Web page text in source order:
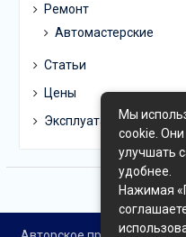
Ремонт
Автомастерские
Статьи
Цены
ЭксплуатацияМы
cookie.
улучшать
удобнее.
Нажимая